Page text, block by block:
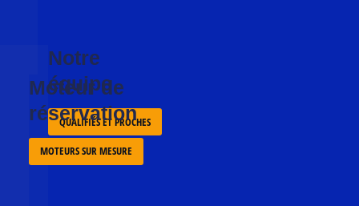
Notre
équipe
QUALIFIÉS ET PROCHES
Moteur de
réservation
MOTEURS SUR MESURE